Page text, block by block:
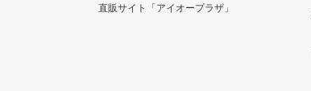
直販サイト「アイオープラザ」